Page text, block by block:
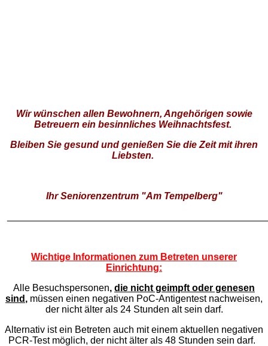
Wir wünschen allen Bewohnern, Angehörigen sowie
Betreuern ein besinnliches Weihnachtsfest.
Bleiben Sie gesund und genießen Sie die Zeit mit ihren
Liebsten.
Ihr Seniorenzentrum "Am Tempelberg"
Wichtige Informationen zum Betreten unserer
Einrichtung:
Alle Besuchspersonen, die nicht geimpft oder genesen
sind , müssen einen negativen PoC-Antigentest nachweisen,
der nicht älter als 24 Stunden alt sein darf.
Alternativ ist ein Betreten auch mit einem aktuellen negativen
PCR-Test möglich, der nicht älter als 48 Stunden sein darf.